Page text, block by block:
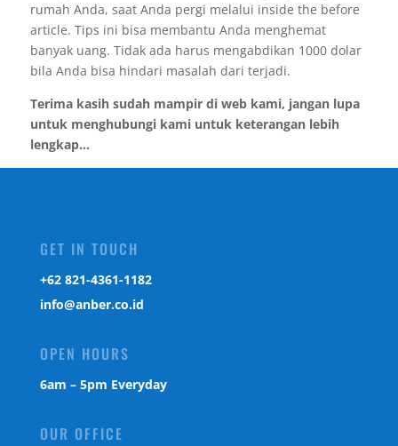
rumah Anda, saat Anda pergi melalui inside the before
article. Tips ini bisa membantu Anda menghemat
banyak uang. Tidak ada harus mengabdikan 1000 dolar
bila Anda bisa hindari masalah dari terjadi.
Terima kasih sudah mampir di web kami, jangan lupa
untuk menghubungi kami untuk keterangan lebih
lengkap...
GET IN TOUCH
‎+62 821-4361-1182
info@anber.co.id
OPEN HOURS
6am – 5pm Everyday
OUR OFFICE